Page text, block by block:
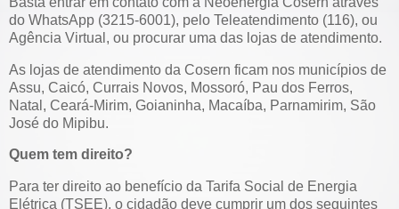
do WhatsApp (3215-6001), pelo Teleatendimento (116), ou
Agência Virtual, ou procurar uma das lojas de atendimento.
As lojas de atendimento da Cosern ficam nos municípios de
Assu, Caicó, Currais Novos, Mossoró, Pau dos Ferros,
Natal, Ceará-Mirim, Goianinha, Macaíba, Parnamirim, São
José do Mipibu.
Quem tem direito?
Para ter direito ao benefício da Tarifa Social de Energia
Elétrica (TSEE), o cidadão deve cumprir um dos seguintes